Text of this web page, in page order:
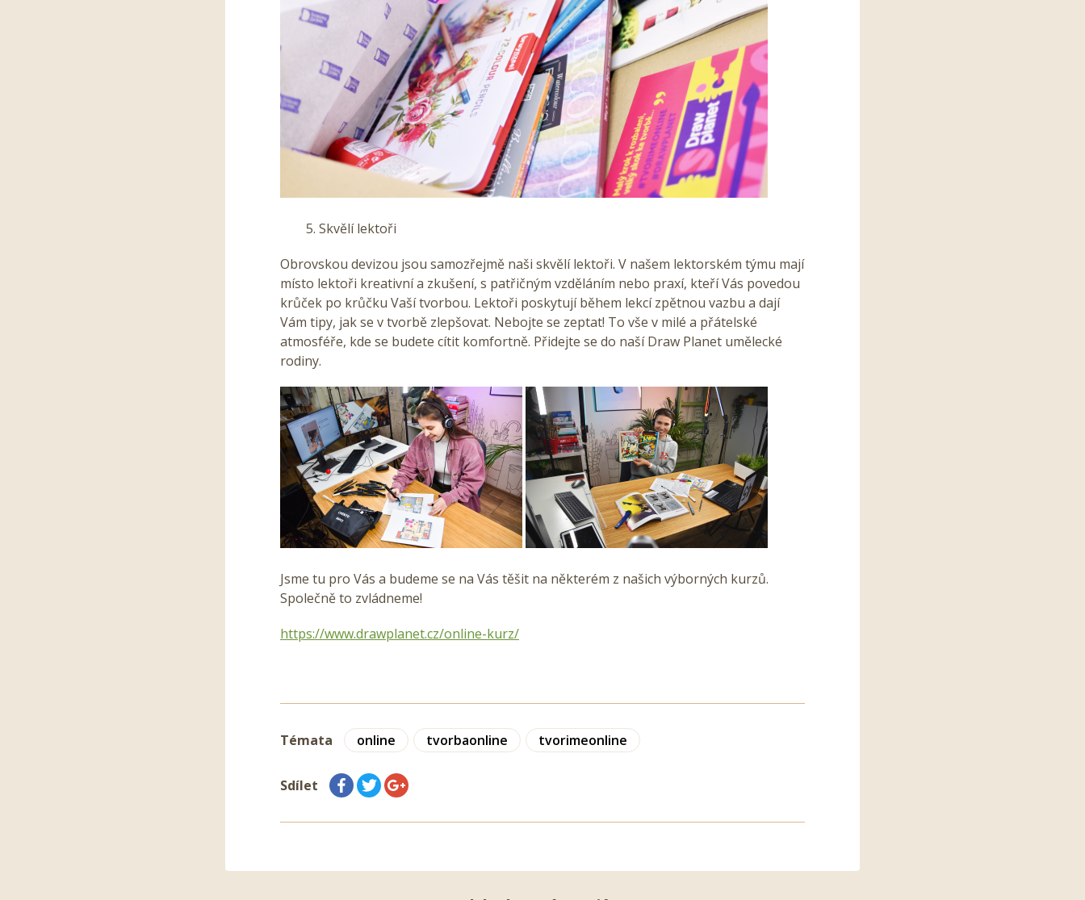
5. Skvělí lektoři
Obrovskou devizou jsou samozřejmě naši skvělí lektoři. V našem lektorském týmu mají
místo lektoři kreativní a zkušení, s patřičným vzděláním nebo praxí, kteří Vás povedou
krůček po krůčku Vaší tvorbou. Lektoři poskytují během lekcí zpětnou vazbu a dají
Vám tipy, jak se v tvorbě zlepšovat. Nebojte se zeptat! To vše v milé a přátelské
atmosféře, kde se budete cítit komfortně. Přidejte se do naší Draw Planet umělecké
rodiny.
Jsme tu pro Vás a budeme se na Vás těšit na některém z našich výborných kurzů.
Společně to zvládneme!
https://www.drawplanet.cz/online-kurz/
Témata online tvorbaonline tvorimeonline
Sdílet